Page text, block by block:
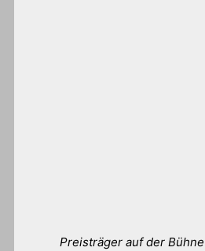
Preisträger auf der Bühne